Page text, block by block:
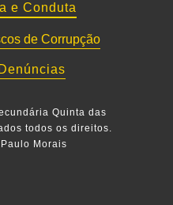
uma forma muito
sugestões de
e Conduta
de Corrupção
Quinta das
todos os direitos.
Morais